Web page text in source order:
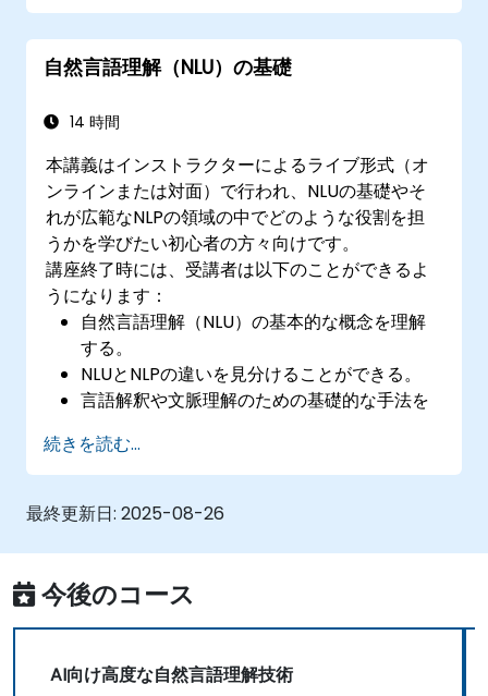
Hugging Face Transformersといった最先端
ツールを活用してNLUタスクに対処できる。
自然言語理解（NLU）の基礎
14 時間
本講義はインストラクターによるライブ形式（オ
ンラインまたは対面）で行われ、NLUの基礎やそ
れが広範なNLPの領域の中でどのような役割を担
うかを学びたい初心者の方々向けです。
講座終了時には、受講者は以下のことができるよ
うになります：
自然言語理解（NLU）の基本的な概念を理解
する。
NLUとNLPの違いを見分けることができる。
言語解釈や文脈理解のための基礎的な手法を
NLU技術を用いて簡単なテキスト処理タスク
を行うことができる。
続きを読む...
最終更新日: 2025-08-26
今後のコース
AI向け高度な自然言語理解技術